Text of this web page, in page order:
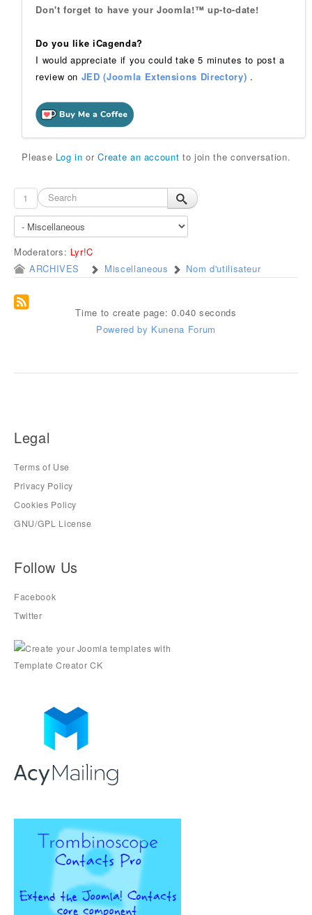
Don't forget to have your Joomla!™ up-to-date!
Do you like iCagenda?
I would appreciate if you could take 5 minutes to post a
review on JED (Joomla Extensions Directory) .
Please Log in orCreate an account to join the conversation.
1
Moderators: Lyr!C
ARCHIVES
Miscellaneous Nom d'utilisateur
Time to create page: 0.040 seconds
Powered by Kunena Forum
Legal
Terms of Use
Privacy Policy
Cookies Policy
GNU/GPL License
Follow Us
Facebook
Twitter